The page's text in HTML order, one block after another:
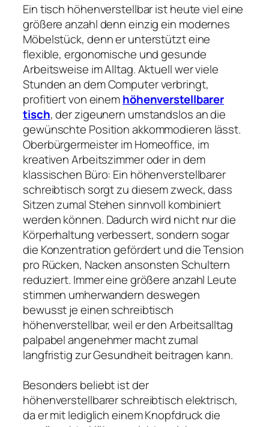
Ein tisch höhenverstellbar ist heute viel eine
größere anzahl denn einzig ein modernes
Möbelstück, denn er unterstützt eine
flexible, ergonomische und gesunde
Arbeitsweise im Alltag. Aktuell wer viele
Stunden an dem Computer verbringt,
profitiert von einemhöhenverstellbarer
tisch, der zigeunern umstandslos an die
gewünschte Position akkommodieren lässt.
Oberbürgermeister im Homeoffice, im
kreativen Arbeitszimmer oder in dem
klassischen Büro: Ein höhenverstellbarer
schreibtisch sorgt zu diesem zweck, dass
Sitzen zumal Stehen sinnvoll kombiniert
werden können. Dadurch wird nicht nur die
Körperhaltung verbessert, sondern sogar
die Konzentration gefördert und die Tension
pro Rücken, Nacken ansonsten Schultern
reduziert. Immer eine größere anzahl Leute
stimmen umherwandern deswegen
bewusst je einen schreibtisch
höhenverstellbar, weil er den Arbeitsalltag
palpabel angenehmer macht zumal
langfristig zur Gesundheit beitragen kann.
Besonders beliebt ist der
höhenverstellbarer schreibtisch elektrisch,
da er mit lediglich einem Knopfdruck die